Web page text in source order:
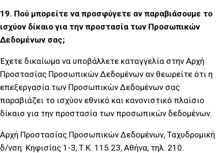
19. Πού μπορείτε να προσφύγετε αν παραβιάσουμε το
ισχύον δίκαιο για την προστασία των Προσωπικών
Δεδομένων σας;
Έχετε δικαίωμα να υποβάλλετε καταγγελία στην Αρχή
Προστασίας Προσωπικών Δεδομένων αν θεωρείτε ότι η
επεξεργασία των Προσωπικών Δεδομένων σας
παραβιάζει το ισχύον εθνικό και κανονιστικό πλαίσιο
δίκαιο για την προστασία των προσωπικών δεδομένων.
Αρχή Προστασίας Προσωπικών Δεδομένων, Ταχυδρομική
δ/νση: Κηφισίας 1-3, Τ.Κ. 115 23, Αθήνα, τηλ. 210.